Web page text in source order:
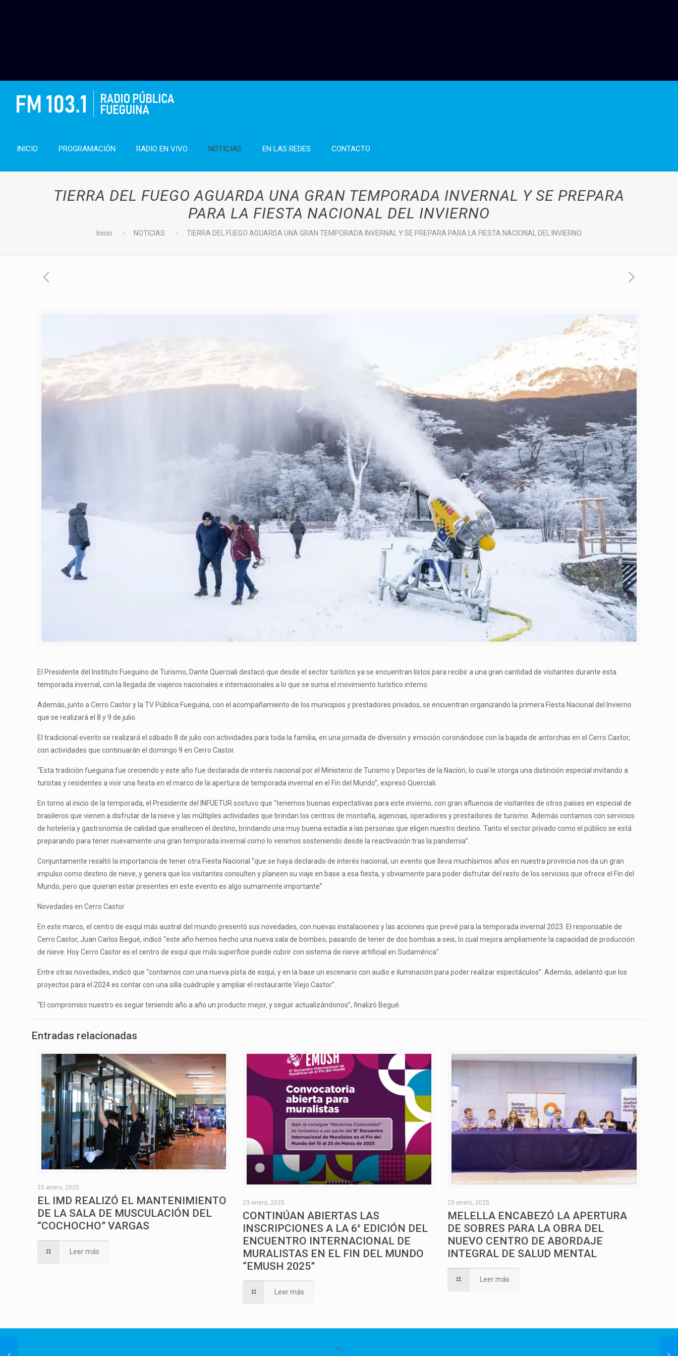
INICIO PROGRAMACIÓN RADIO EN VIVO NOTICIAS EN LAS REDES CONTACTO
TIERRA DEL FUEGO AGUARDA UNA GRAN TEMPORADA INVERNAL Y SE PREPARA
PARA LA FIESTA NACIONAL DEL INVIERNO
Inicio NOTICIAS TIERRA DEL FUEGO AGUARDA UNA GRAN TEMPORADA INVERNAL Y SE PREPARA PARA LA FIESTA NACIONAL DEL INVIERNO
El Presidente del Instituto Fueguino de Turismo, Dante Querciali destacó que desde el sector turístico ya se encuentran listos para recibir a una gran cantidad de visitantes durante esta
temporada invernal, con la llegada de viajeros nacionales e internacionales a lo que se suma el movimiento turístico interno.
Además, junto a Cerro Castor y la TV Pública Fueguina, con el acompañamiento de los municipios y prestadores privados, se encuentran organizando la primera Fiesta Nacional del Invierno
que se realizará el 8 y 9 de julio.
El tradicional evento se realizará el sábado 8 de julio con actividades para toda la familia, en una jornada de diversión y emoción coronándose con la bajada de antorchas en el Cerro Castor,
con actividades que continuarán el domingo 9 en Cerro Castor.
“Esta tradición fueguina fue creciendo y este año fue declarada de interés nacional por el Ministerio de Turismo y Deportes de la Nación, lo cual le otorga una distinción especial invitando a
turistas y residentes a vivir una fiesta en el marco de la apertura de temporada invernal en el Fin del Mundo”, expresó Querciali.
En torno al inicio de la temporada, el Presidente del INFUETUR sostuvo que “tenemos buenas expectativas para este invierno, con gran afluencia de visitantes de otros países en especial de
brasileros que vienen a disfrutar de la nieve y las múltiples actividades que brindan los centros de montaña, agencias, operadores y prestadores de turismo. Además contamos con servicios
de hotelería y gastronomía de calidad que enaltecen el destino, brindando una muy buena estadía a las personas que eligen nuestro destino. Tanto el sector privado como el público se está
preparando para tener nuevamente una gran temporada invernal como lo venimos sosteniendo desde la reactivación tras la pandemia”.
Conjuntamente resaltó la importancia de tener otra Fiesta Nacional “que se haya declarado de interés nacional, un evento que lleva muchísimos años en nuestra provincia nos da un gran
impulso como destino de nieve, y genera que los visitantes consulten y planeen su viaje en base a esa fiesta, y obviamente para poder disfrutar del resto de los servicios que ofrece el Fin del
Mundo, pero que quieran estar presentes en este evento es algo sumamente importante”.
Novedades en Cerro Castor
En este marco, el centro de esquí más austral del mundo presentó sus novedades, con nuevas instalaciones y las acciones que prevé para la temporada invernal 2023. El responsable de
Cerro Castor, Juan Carlos Begué, indicó “este año hemos hecho una nueva sala de bombeo, pasando de tener de dos bombas a seis, lo cual mejora ampliamente la capacidad de producción
de nieve. Hoy Cerro Castor es el centro de esquí que más superficie puede cubrir con sistema de nieve artificial en Sudamérica”.
Entre otras novedades, indicó que “contamos con una nueva pista de esquí, y en la base un escenario con audio e iluminación para poder realizar espectáculos”. Además, adelantó que los
proyectos para el 2024 es contar con una silla cuádruple y ampliar el restaurante Viejo Castor”.
“El compromiso nuestro es seguir teniendo año a año un producto mejor, y seguir actualizándonos”, finalizó Begué.
Entradas relacionadas
23 enero, 2025
EL IMD REALIZÓ EL MANTENIMIENTO
DE LA SALA DE MUSCULACIÓN DEL
“COCHOCHO” VARGAS
Leer más
23 enero, 2025
CONTINÚAN ABIERTAS LAS
INSCRIPCIONES A LA 6° EDICIÓN DEL
ENCUENTRO INTERNACIONAL DE
MURALISTAS EN EL FIN DEL MUNDO
“EMUSH 2025”
Leer más
23 enero, 2025
MELELLA ENCABEZÓ LA APERTURA
DE SOBRES PARA LA OBRA DEL
NUEVO CENTRO DE ABORDAJE
INTEGRAL DE SALUD MENTAL
Leer más